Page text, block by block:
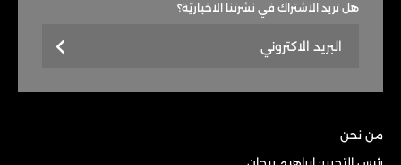
هل تريد الاشتراك في نشرتنا الاخباريّة؟
من نحن